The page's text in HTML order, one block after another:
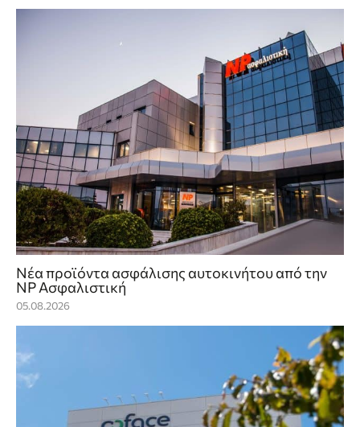
Νέα προϊόντα ασφάλισης αυτοκινήτου από την
NP Ασφαλιστική
05.08.2026